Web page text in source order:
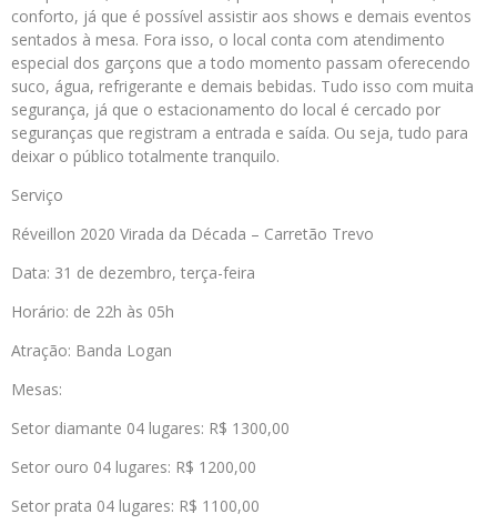
conforto, já que é possível assistir aos shows e demais eventos
sentados à mesa. Fora isso, o local conta com atendimento
especial dos garçons que a todo momento passam oferecendo
suco, água, refrigerante e demais bebidas. Tudo isso com muita
segurança, já que o estacionamento do local é cercado por
seguranças que registram a entrada e saída. Ou seja, tudo para
deixar o público totalmente tranquilo.
Serviço
Réveillon 2020 Virada da Década – Carretão Trevo
Data: 31 de dezembro, terça-feira
Horário: de 22h às 05h
Atração: Banda Logan
Mesas:
Setor diamante 04 lugares: R$ 1300,00
Setor ouro 04 lugares: R$ 1200,00
Setor prata 04 lugares: R$ 1100,00